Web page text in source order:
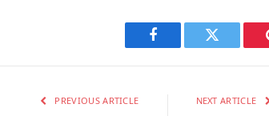
Facebook Twitter
PREVIOUS ARTICLE NEXT ARTICLE